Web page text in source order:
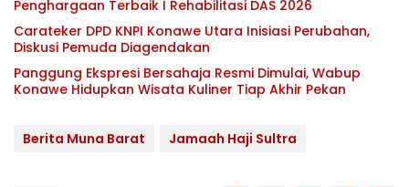
Penghargaan Terbaik I Rehabilitasi DAS 2026
Carateker DPD KNPI Konawe Utara Inisiasi Perubahan,
Diskusi Pemuda Diagendakan
Panggung Ekspresi Bersahaja Resmi Dimulai, Wabup
Konawe Hidupkan Wisata Kuliner Tiap Akhir Pekan
Berita Muna Barat Jamaah Haji Sultra